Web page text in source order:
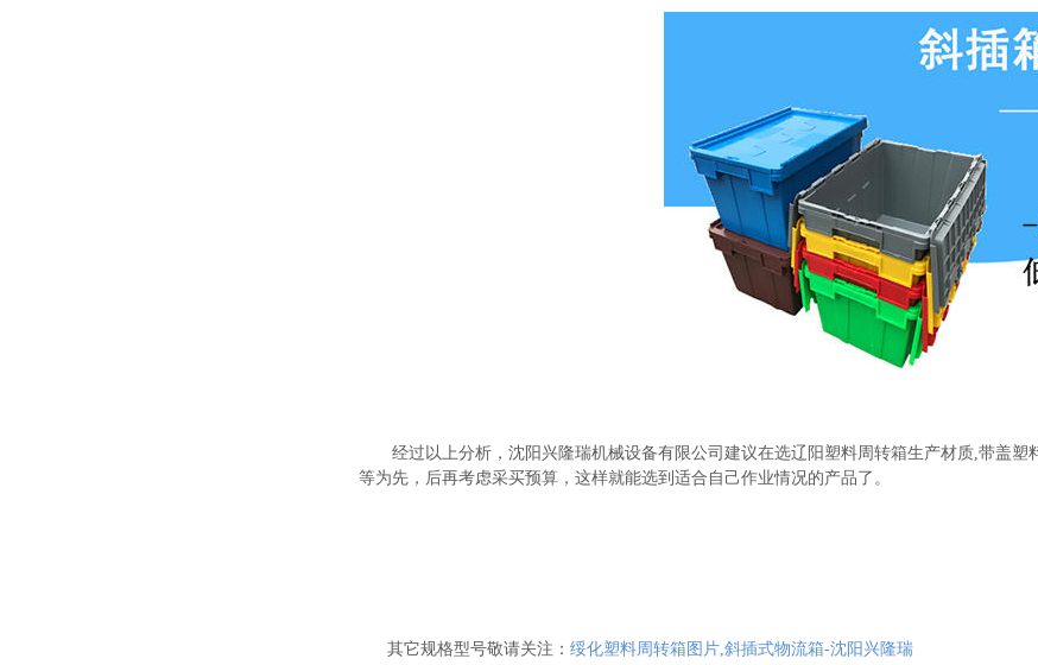
经过以上分析，沈阳兴隆瑞机械设备有限公司建议在选辽阳塑料周转箱生产材质,带盖塑
等为先，后再考虑采买预算，这样就能选到适合自己作业情况的产品了。
其它规格型号敬请关注： 绥化塑料周转箱图片,斜插式物流箱-沈阳兴隆瑞